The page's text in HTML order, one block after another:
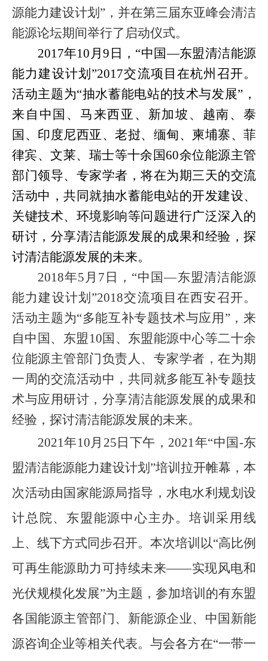
源能力建设计划”，并在第三届东亚峰会清洁
能源论坛期间举行了启动仪式。
2017年10 月9 日，“中国—东盟清洁能源
能力建设计划”2017交流项目在杭州召开。
活动主题为“抽水蓄能电站的技术与发展”，
来自中国、马来西亚、新加坡、越南、泰
国、印度尼西亚、老挝、缅甸、柬埔寨、菲
律宾、文莱、瑞士等十余国60余位能源主管
部门领导、专家学者，将在为期三天的交流
活动中，共同就抽水蓄能电站的开发建设、
关键技术、环境影响等问题进行广泛深入的
研讨，分享清洁能源发展的成果和经验，探
讨清洁能源发展的未来。
2018年5月7日，“中国—东盟清洁能源
能力建设计划”2018交流项目在西安召开。
活动主题为“多能互补专题技术与应用”，来
自中国、东盟10国、东盟能源中心等二十余
位能源主管部门负责人、专家学者，在为期
一周的交流活动中，共同就多能互补专题技
术与应用研讨，分享清洁能源发展的成果和
经验，探讨清洁能源发展的未来。
2021年10月25日下午，2021年“中国-东
盟清洁能源能力建设计划”培训拉开帷幕，本
次活动由国家能源局指导，水电水利规划设
计总院、东盟能源中心主办。培训采用线
上、线下方式同步召开。 本次培训以“高比例
可再生能源助力可持续未来——实现风电和
光伏规模化发展”为主题，参加培训的有东盟
各国能源主管部门、新能源企业、中国新能
源咨询企业等相关代表。与会各方在“一带一